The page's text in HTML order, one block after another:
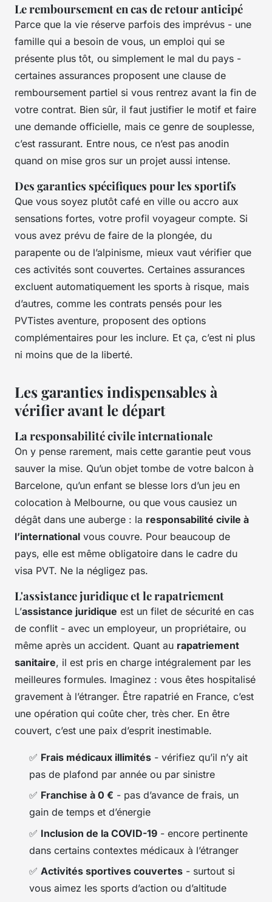
Le remboursement en cas de retour anticipé
Parce que la vie réserve parfois des imprévus - une
famille qui a besoin de vous, un emploi qui se
présente plus tôt, ou simplement le mal du pays -
certaines assurances proposent une clause de
remboursement partiel si vous rentrez avant la fin de
votre contrat. Bien sûr, il faut justifier le motif et faire
une demande officielle, mais ce genre de souplesse,
c’est rassurant. Entre nous, ce n’est pas anodin
quand on mise gros sur un projet aussi intense.
Des garanties spécifiques pour les sportifs
Que vous soyez plutôt café en ville ou accro aux
sensations fortes, votre profil voyageur compte. Si
vous avez prévu de faire de la plongée, du
parapente ou de l’alpinisme, mieux vaut vérifier que
ces activités sont couvertes. Certaines assurances
excluent automatiquement les sports à risque, mais
d’autres, comme les contrats pensés pour les
PVTistes aventure, proposent des options
complémentaires pour les inclure. Et ça, c’est ni plus
ni moins que de la liberté.
Les garanties indispensables à
vérifier avant le départ
La responsabilité civile internationale
On y pense rarement, mais cette garantie peut vous
sauver la mise. Qu’un objet tombe de votre balcon à
Barcelone, qu’un enfant se blesse lors d’un jeu en
colocation à Melbourne, ou que vous causiez un
dégât dans une auberge : la responsabilité civile à
l’international vous couvre. Pour beaucoup de
pays, elle est même obligatoire dans le cadre du
visa PVT. Ne la négligez pas.
L'assistance juridique et le rapatriement
L’assistance juridique est un filet de sécurité en cas
de conflit - avec un employeur, un propriétaire, ou
même après un accident. Quant au rapatriement
sanitaire, il est pris en charge intégralement par les
meilleures formules. Imaginez : vous êtes hospitalisé
gravement à l’étranger. Être rapatrié en France, c’est
une opération qui coûte cher, très cher. En être
couvert, c’est une paix d’esprit inestimable.
✅ Frais médicaux illimités - vérifiez qu’il n’y ait
pas de plafond par année ou par sinistre
✅ Franchise à 0 € - pas d’avance de frais, un
gain de temps et d’énergie
✅ Inclusion de la COVID-19 - encore pertinente
dans certains contextes médicaux à l’étranger
✅ Activités sportives couvertes - surtout si
vous aimez les sports d’action ou d’altitude